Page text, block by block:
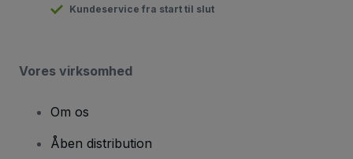
Kundeservice fra start til slut
Vores virksomhed
Om os
Åben distribution